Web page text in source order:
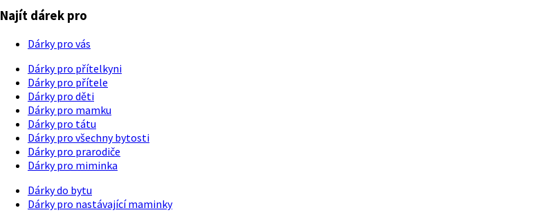
Najít dárek pro
Dárky pro vás
Dárky pro přítelkyni
Dárky pro přítele
Dárky pro děti
Dárky pro mamku
Dárky pro tátu
Dárky pro všechny bytosti
Dárky pro prarodiče
Dárky pro miminka
Dárky do bytu
Dárky pro nastávající maminky